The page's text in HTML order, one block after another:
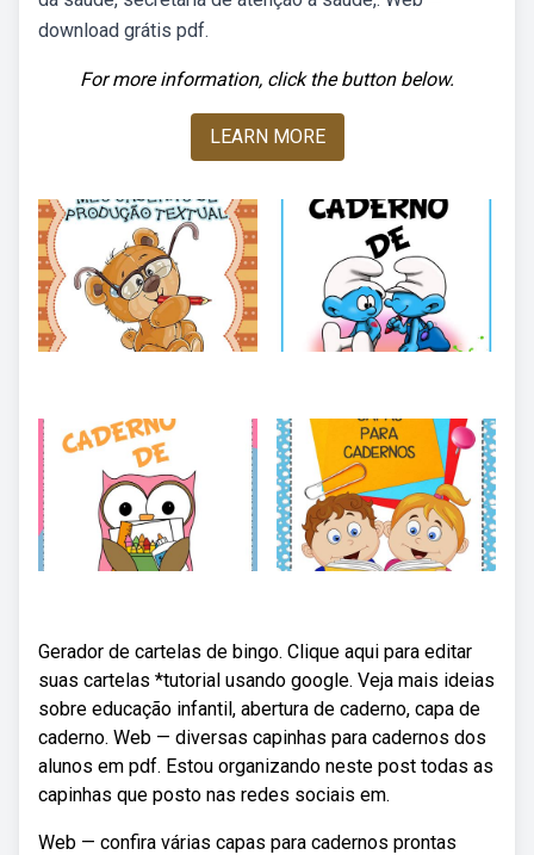
download grátis pdf.
For more information, click the button below.
LEARN MORE
Gerador de cartelas de bingo. Clique aqui para editar
suas cartelas *tutorial usando google. Veja mais ideias
sobre educação infantil, abertura de caderno, capa de
caderno. Web — diversas capinhas para cadernos dos
alunos em pdf. Estou organizando neste post todas as
capinhas que posto nas redes sociais em.
Web — confira várias capas para cadernos prontas